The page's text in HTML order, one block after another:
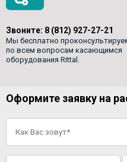
Звоните: 8 (812) 927-27-21
Мы бесплатно
по всем вопросам касающимся
оборудования Rittal.
Оформите заявку на